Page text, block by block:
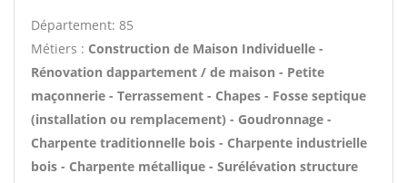
Département: 85
Métiers : Construction de Maison Individuelle -
Rénovation dappartement / de maison - Petite
maçonnerie - Terrassement - Chapes - Fosse septique
(installation ou remplacement) - Goudronnage -
Charpente traditionnelle bois - Charpente industrielle
bois - Charpente métallique - Surélévation structure